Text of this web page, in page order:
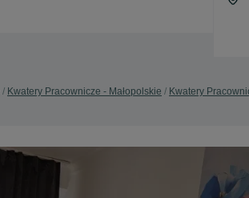
Kwatery Pracownicze - Małopolskie Kwatery